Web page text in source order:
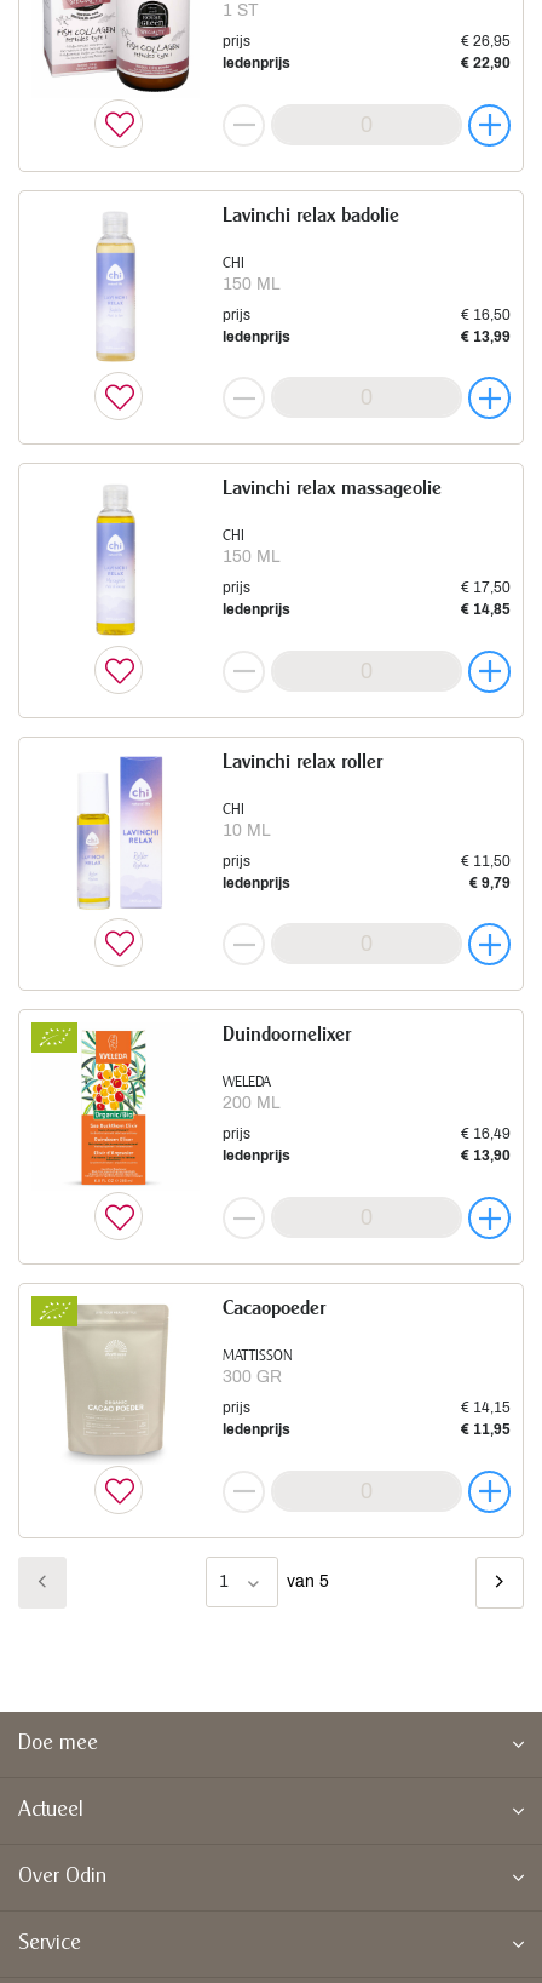
1 ST
prijs
€ 26,95
ledenprijs
€ 22,90
CHI
150 ML
Lavinchi relax badolie
prijs
€ 16,50
ledenprijs
€ 13,99
CHI
150 ML
Lavinchi relax massageolie
prijs
€ 17,50
ledenprijs
€ 14,85
CHI
10 ML
Lavinchi relax roller
prijs
€ 11,50
ledenprijs
€ 9,79
WELEDA
200 ML
Duindoornelixer
prijs
€ 16,49
ledenprijs
€ 13,90
MATTISSON
300 GR
Cacaopoeder
prijs
€ 14,15
ledenprijs
€ 11,95
1 van 5
Doe mee
Actueel
Over Odin
Service